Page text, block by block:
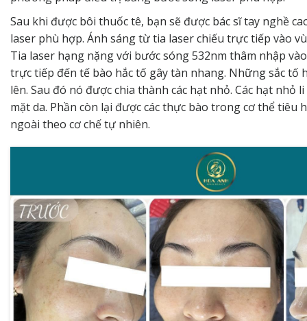
Sau khi được bôi thuốc tê, bạn sẽ được bác sĩ tay nghề
laser phù hợp. Ánh sáng từ tia laser chiếu trực tiếp vào
Tia laser hạng nặng với bước sóng 532nm thâm nhập
trực tiếp đến tế bào hắc tố gây tàn nhang. Những sắc tố
lên. Sau đó nó được chia thành các hạt nhỏ. Các hạt nhỏ
mặt da. Phần còn lại được các thực bào trong cơ thể tiêu
ngoài theo cơ chế tự nhiên.